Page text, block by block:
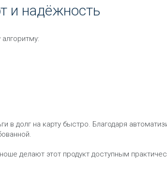
и надёжность
в долг на карту быстро. Благодаря
делают этот продукт доступным